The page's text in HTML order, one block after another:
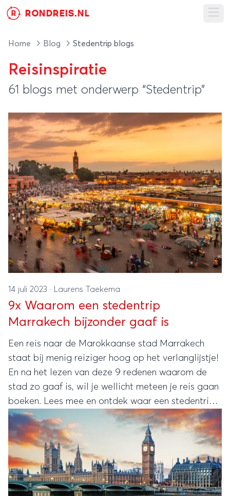
R RONDREIS.NL
Home Blog Stedentrip blogs
Reisinspiratie
61 blogs met onderwerp “Stedentrip”
14 juli 2023 · Laurens Taekema
9x Waarom een stedentrip
Marrakech bijzonder gaaf is
Een reis naar de Marokkaanse stad Marrakech
staat bij menig reiziger hoog op het verlanglijstje!
En na het lezen van deze 9 redenen waarom de
stad zo gaaf is, wil je wellicht meteen je reis gaan
boeken. Lees mee en ontdek waar een stedentrip
naar Marrakech zeker de moeite waard is.